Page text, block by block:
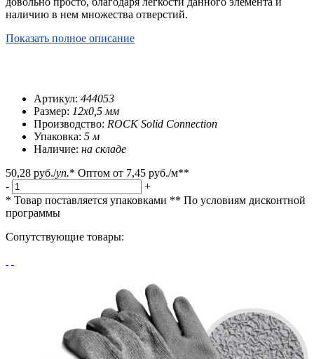
наличию в нем множества отверстий.
Показать полное описание
Артикул: 444053
Размер: 12x0,5 мм
Производство: ROCK Solid Connection
Упаковка: 5 м
Наличие: на складе
50,28 руб./уп.* Оптом от 7,45 руб./м**
-
+
* Товар поставляется упаковками ** По условиям дисконтной
программы
Сопутствующие товары: